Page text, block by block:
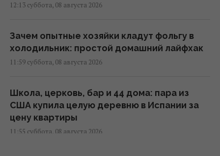
12:13 суббота, 08 августа 2026
Зачем опытные хозяйки кладут фольгу в
холодильник: простой домашний лайфхак
11:59 суббота, 08 августа 2026
Школа, церковь, бар и 44 дома: пара из
США купила целую деревню в Испании за
цену квартиры
11:55 суббота, 08 августа 2026